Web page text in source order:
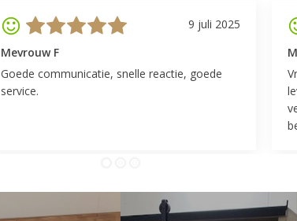
9 juli 2025
Mevrouw F
Goede communicatie, snelle reactie, goede
service.